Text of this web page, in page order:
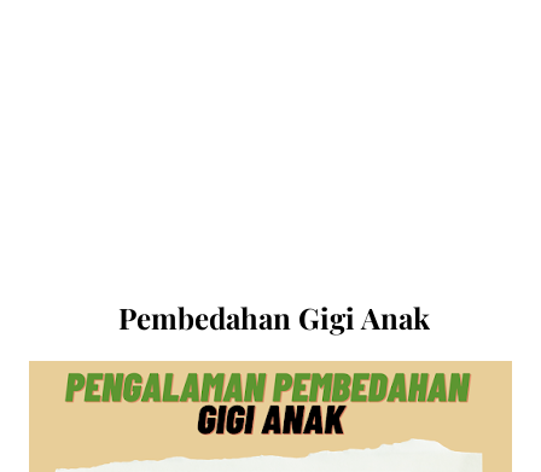
Pembedahan Gigi Anak